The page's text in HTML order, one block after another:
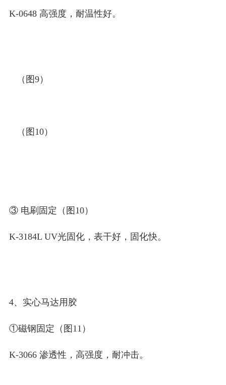
K-0648 高强度，耐温性好。
（图9）
（图10）
③ 电刷固定（图10）
K-3184L UV光固化，表干好，固化快。
4、实心马达用胶
①磁钢固定（图11）
K-3066 渗透性，高强度，耐冲击。